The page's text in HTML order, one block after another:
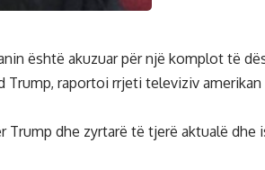
është akuzuar për një komplot të
raportoi rrjeti televiziv amerikan
dhe zyrtarë të tjerë aktualë dhe